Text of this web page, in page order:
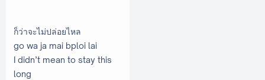
ก็ว่าจะไม่ปล่อยไหล
go wa ja mai bploi lai
I didn’t mean to stay this
long